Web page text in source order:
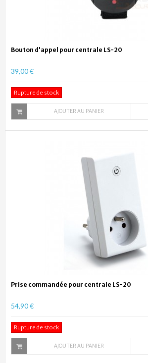
Bouton d'appel pour centrale LS-20
39,00 €
Rupture de stock
AJOUTER AU PANIER
Prise commandée pour centrale LS-20
54,90 €
Rupture de stock
AJOUTER AU PANIER